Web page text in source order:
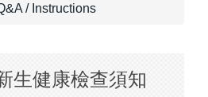
/ Instructions
生健康檢查須知